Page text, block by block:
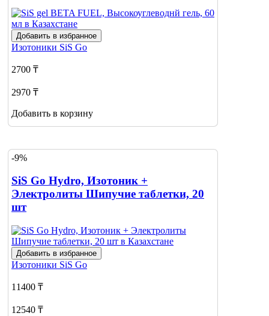
Добавить в избранное
Изотоники SiS Go
2700 ₸
2970 ₸
Добавить в корзину
-9%
SiS Go Hydro, Изотоник +
Электролиты Шипучие таблетки, 20
шт
Добавить в избранное
Изотоники SiS Go
11400 ₸
12540 ₸